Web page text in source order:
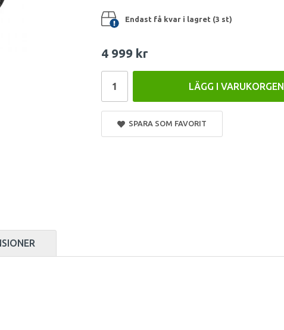
Endast få kvar i lagret (3 st)
4 999 kr
LÄGG I VARUKORGEN
SPARA SOM FAVORIT